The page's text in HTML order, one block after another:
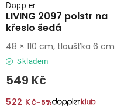
LIVING 2097 polstr na
křeslo šedá
Doppler
Skladem
549 Kč
522 Kč−5%
48 × 110 cm, tloušťka 6 cm